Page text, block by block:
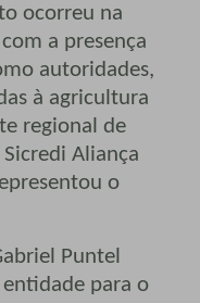
ocorreu na
a presença
autoridades,
à agricultura
regional de
Aliança
o
Puntel
para o